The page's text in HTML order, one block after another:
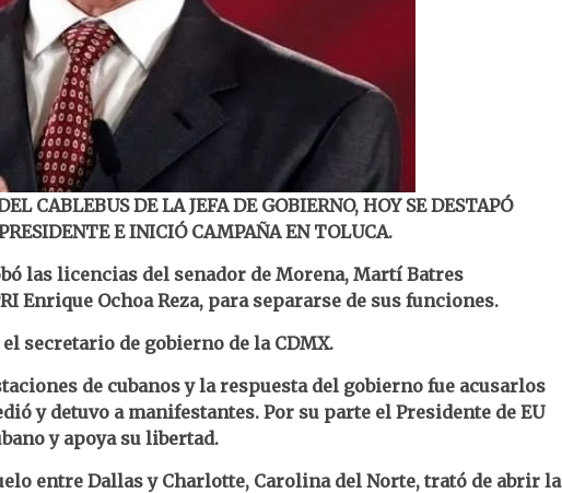
CABLEBUS DE LA JEFA DE GOBIERNO, HOY SE DESTAPÓ
E INICIÓ CAMPAÑA EN TOLUCA.
las licencias del senador de Morena, Martí Batres
Enrique Ochoa Reza, para separarse de sus funciones.
secretario de gobierno de la CDMX.
de cubanos y la respuesta del gobierno fue acusarlos
y detuvo a manifestantes. Por su parte el Presidente de EU
y apoya su libertad.
entre Dallas y Charlotte, Carolina del Norte, trató de abrir la